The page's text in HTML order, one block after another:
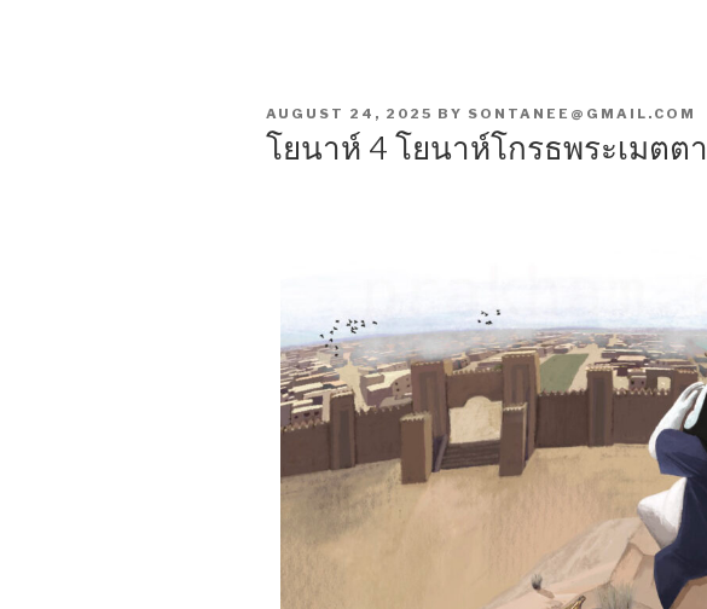
POSTED
ON
AUGUST 24, 2025 BY SONTANEE@GMAIL.COM
โยนาห์ 4 โยนาห์โกรธพระเมตตา